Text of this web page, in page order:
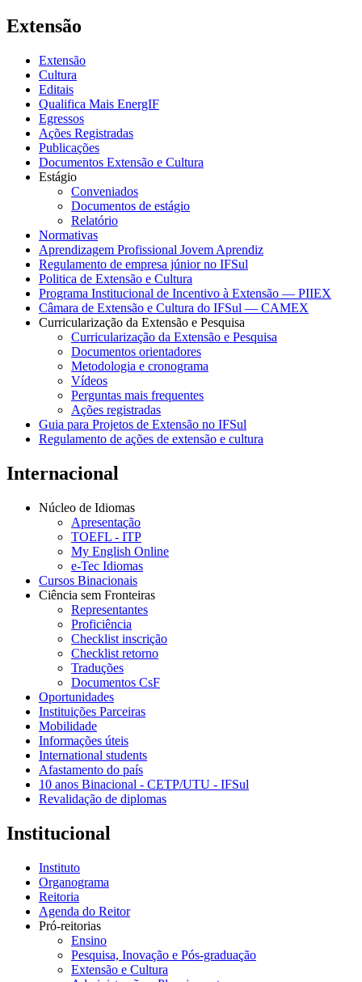
Extensão
Extensão
Cultura
Editais
Qualifica Mais EnergIF
Egressos
Ações Registradas
Publicações
Documentos Extensão e Cultura
Estágio
Conveniados
Documentos de estágio
Relatório
Normativas
Aprendizagem Profissional Jovem Aprendiz
Regulamento de empresa júnior no IFSul
Politica de Extensão e Cultura
Programa Institucional de Incentivo à Extensão — PIIEX
Câmara de Extensão e Cultura do IFSul — CAMEX
Curricularização da Extensão e Pesquisa
Curricularização da Extensão e Pesquisa
Documentos orientadores
Metodologia e cronograma
Vídeos
Perguntas mais frequentes
Ações registradas
Guia para Projetos de Extensão no IFSul
Regulamento de ações de extensão e cultura
Internacional
Núcleo de Idiomas
Apresentação
TOEFL - ITP
My English Online
e-Tec Idiomas
Cursos Binacionais
Ciência sem Fronteiras
Representantes
Proficiência
Checklist inscrição
Checklist retorno
Traduções
Documentos CsF
Oportunidades
Instituições Parceiras
Mobilidade
Informações úteis
International students
Afastamento do país
10 anos Binacional - CETP/UTU - IFSul
Revalidação de diplomas
Institucional
Instituto
Organograma
Reitoria
Agenda do Reitor
Pró-reitorias
Ensino
Pesquisa, Inovação e Pós-graduação
Extensão e Cultura